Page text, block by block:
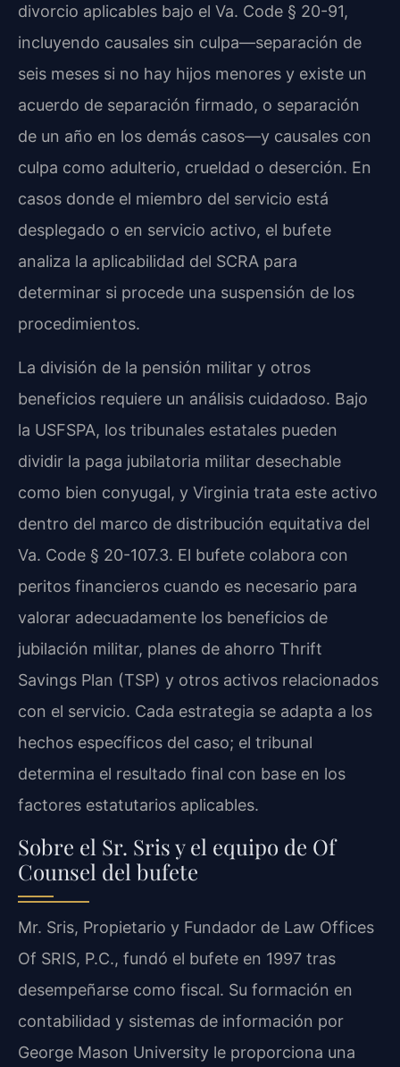
divorcio aplicables bajo el Va. Code § 20-91,
incluyendo causales sin culpa—separación de
seis meses si no hay hijos menores y existe un
acuerdo de separación firmado, o separación
de un año en los demás casos—y causales con
culpa como adulterio, crueldad o deserción. En
casos donde el miembro del servicio está
desplegado o en servicio activo, el bufete
analiza la aplicabilidad del SCRA para
determinar si procede una suspensión de los
procedimientos.
La división de la pensión militar y otros
beneficios requiere un análisis cuidadoso. Bajo
la USFSPA, los tribunales estatales pueden
dividir la paga jubilatoria militar desechable
como bien conyugal, y Virginia trata este activo
dentro del marco de distribución equitativa del
Va. Code § 20-107.3. El bufete colabora con
peritos financieros cuando es necesario para
valorar adecuadamente los beneficios de
jubilación militar, planes de ahorro Thrift
Savings Plan (TSP) y otros activos relacionados
con el servicio. Cada estrategia se adapta a los
hechos específicos del caso; el tribunal
determina el resultado final con base en los
factores estatutarios aplicables.
Sobre el Sr. Sris y el equipo de Of
Counsel del bufete
Mr. Sris, Propietario y Fundador de Law Offices
Of SRIS, P.C., fundó el bufete en 1997 tras
desempeñarse como fiscal. Su formación en
contabilidad y sistemas de información por
George Mason University le proporciona una